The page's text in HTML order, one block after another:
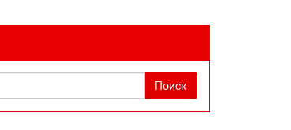
Поиск